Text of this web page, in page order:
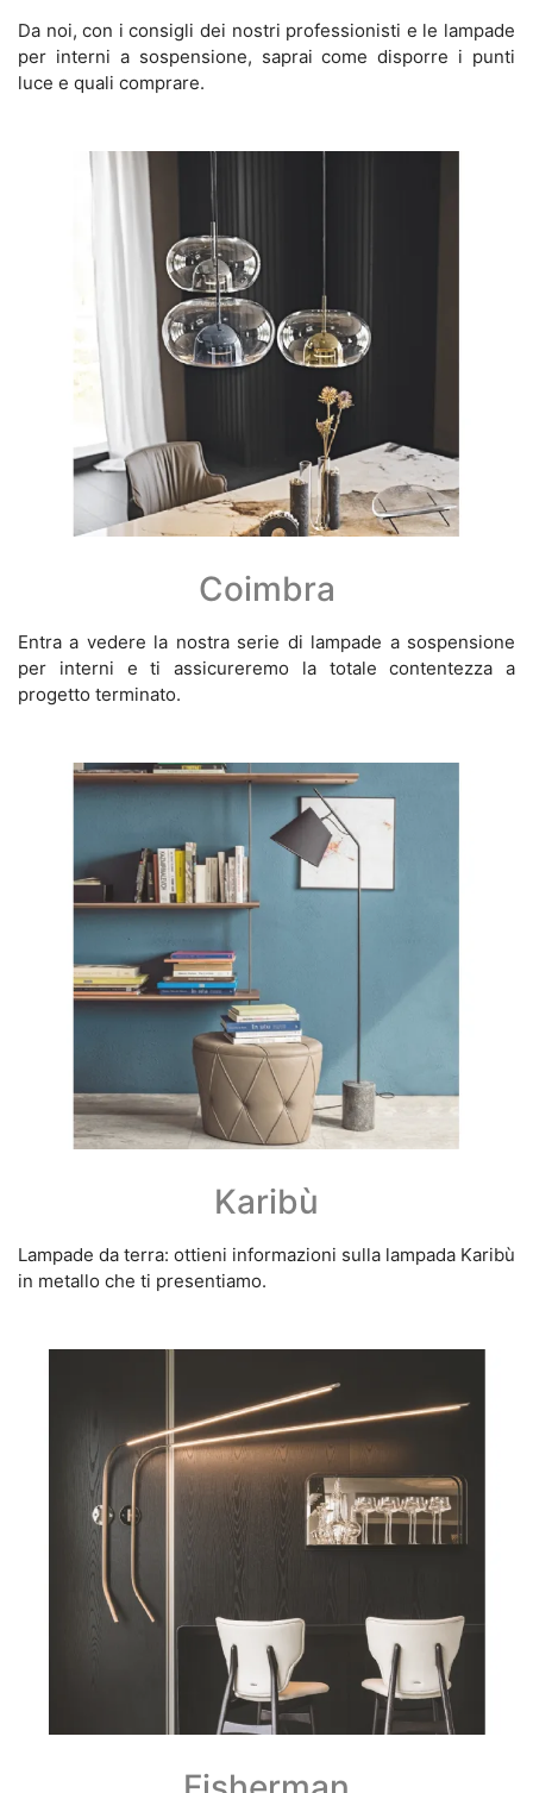
Da noi, con i consigli dei nostri professionisti e le lampade
per interni a sospensione, saprai come disporre i punti
luce e quali comprare.
Coimbra
Entra a vedere la nostra serie di lampade a sospensione
per interni e ti assicureremo la totale contentezza a
progetto terminato.
Karibù
Lampade da terra: ottieni informazioni sulla lampada Karibù
in metallo che ti presentiamo.